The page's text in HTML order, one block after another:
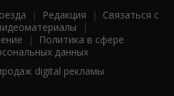
| Редакция | Связаться с
|
|
Политика в сфере
данных
digital рекламы